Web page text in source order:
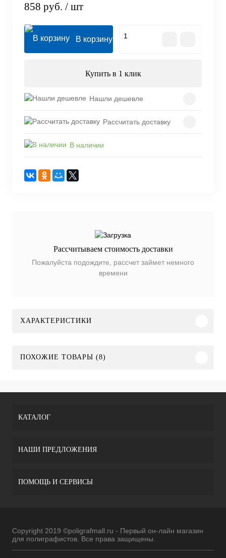
858 руб. / шт
В корзину
Купить в 1 клик
Нашли дешевле
Рассчитать доставку
В наличии
Рассчитываем стоимость доставки
Пожалуйста подождите, рассчет займет немного
времени
ХАРАКТЕРИСТИКИ
ПОХОЖИЕ ТОВАРЫ (8)
КАТАЛОГ
НАШИ ПРЕДЛОЖЕНИЯ
ПОМОЩЬ И СЕРВИСЫ
Copyright 2019 ©poligrafmall.ru - Первый он-лайн магазин
для полиграфистов. Все права защищены.